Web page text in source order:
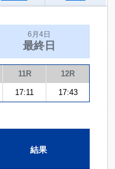
6月4日
最終日
11R 12R
17:11 17:43
結果